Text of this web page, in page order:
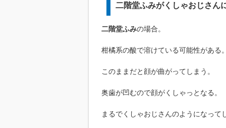
二階堂ふみがくしゃおじさん
二階堂ふみの場合。
柑橘系の酸で溶けている可能性がある。
このままだと顔が曲がってしまう。
奥歯が凹むので顔がくしゃっとなる。
まるでくしゃおじさんのようになって